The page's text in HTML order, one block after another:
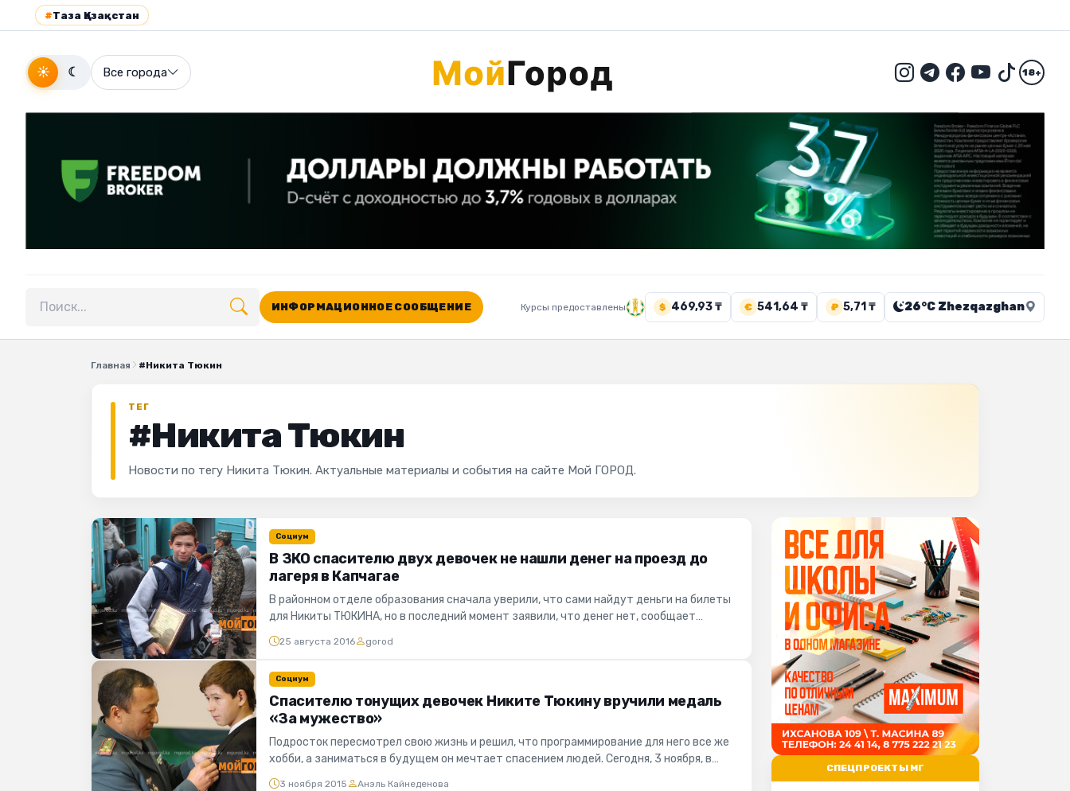
#Таза Қазақстан
☀ ☾ Все города 18+
Поиск по сайту
ИНФОРМАЦИОННОЕ СООБЩЕНИЕ Курсы предоставлены $ 469,93 ₸ € 541,64 ₸ ₽ 5,71 ₸ 26°C Zhezqazghan
Главная #Никита Тюкин
ТЕГ
#Никита Тюкин
Новости по тегу Никита Тюкин. Актуальные материалы и события на сайте Мой ГОРОД.
Социум
В ЗКО спасителю двух девочек не нашли денег на проезд до
лагеря в Капчагае
В районном отделе образования сначала уверили, что сами найдут деньги на билеты
для Никиты ТЮКИНА, но в последний момент заявили, что денег нет, сообщает
корреспондент по...
25 августа 2016 gorod
Социум
Спасителю тонущих девочек Никите Тюкину вручили медаль
«За мужество»
Подросток пересмотрел свою жизнь и решил, что программирование для него все же
хобби, а заниматься в будущем он мечтает спасением людей. Сегодня, 3 ноября, в
Назарбаев ин...
3 ноября 2015 Анэль Кайнеденова
СПЕЦПРОЕКТЫ МГ